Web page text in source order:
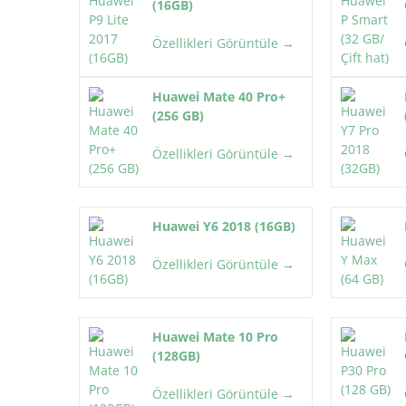
(16GB)
Özellikleri Görüntüle →
Huawei Mate 40 Pro+
(256 GB)
Özellikleri Görüntüle →
Huawei Y6 2018 (16GB)
Özellikleri Görüntüle →
Huawei Mate 10 Pro
(128GB)
Özellikleri Görüntüle →